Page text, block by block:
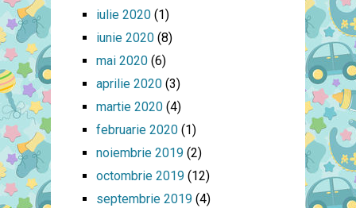
iulie 2020(1)
iunie 2020(8)
mai 2020(6)
aprilie 2020(3)
martie 2020(4)
februarie 2020(1)
noiembrie 2019(2)
octombrie 2019(12)
septembrie 2019(4)